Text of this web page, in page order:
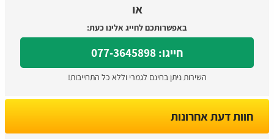
או
באפשרותכם לחייג אלינו כעת:
חייגו: 077-3645898
השירות ניתן בחינם לגמרי וללא כל התחייבות!
חוות דעת אחרונות